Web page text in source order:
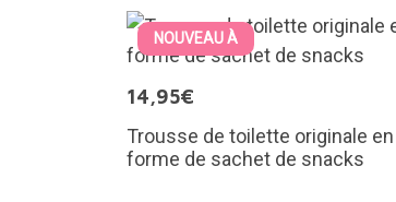
NOUVEAU À
14,95€
Trousse de toilette originale en
forme de sachet de snacks